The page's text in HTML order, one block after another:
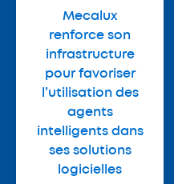
Mecalux
renforce son
infrastructure
pour favoriser
l’utilisation des
agents
intelligents dans
ses solutions
logicielles